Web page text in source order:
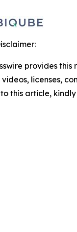
provides
videos, licenses,
this article,